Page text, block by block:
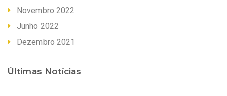
Novembro 2022
Junho 2022
Dezembro 2021
Últimas Notícias